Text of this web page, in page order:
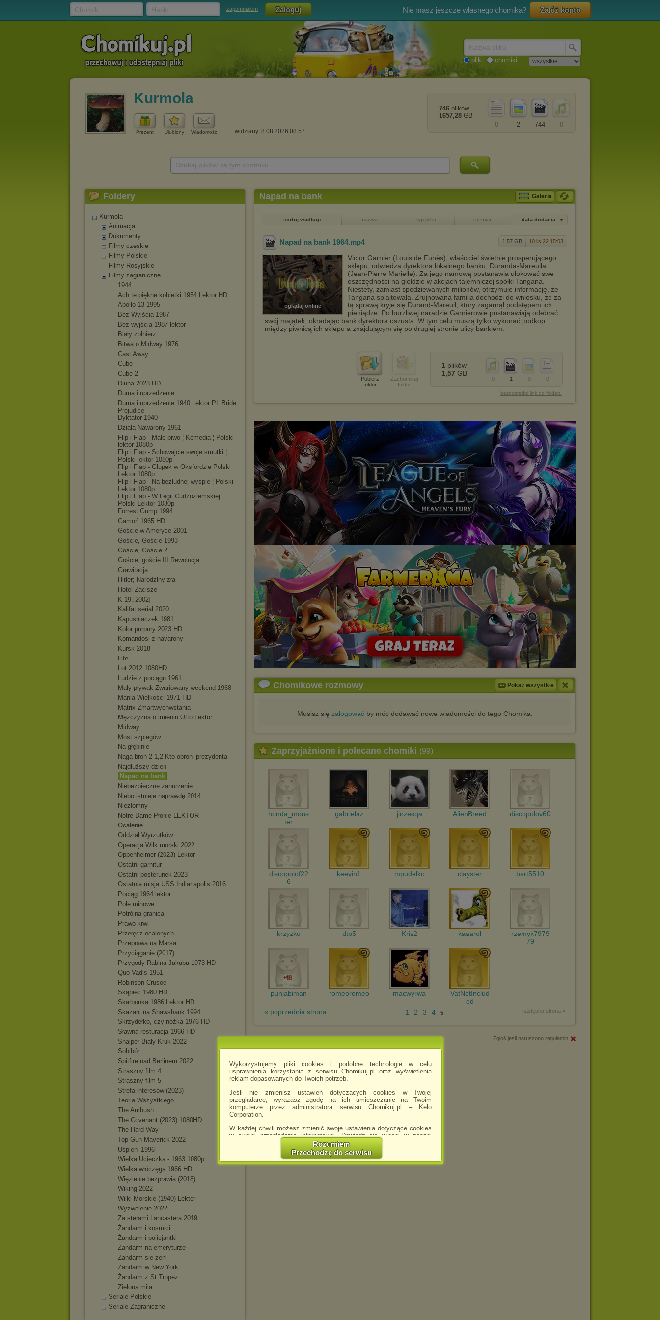
Wykorzystujemy pliki cookies i podobne technologie w celu
usprawnienia korzystania z serwisu Chomikuj.pl oraz wyświetlenia
reklam dopasowanych do Twoich potrzeb.
Jeśli nie zmienisz ustawień dotyczących cookies w Twojej
przeglądarce, wyrażasz zgodę na ich umieszczanie na Twoim
komputerze przez administratora serwisu Chomikuj.pl – Kelo
Corporation.
W każdej chwili możesz zmienić swoje ustawienia dotyczące cookies
w swojej przeglądarce internetowej. Dowiedz się więcej w naszej
http://chomikuj.pl/PolitykaPrywatnosci.aspx
Jednocześnie informujemy że zmiana ustawień przeglądarki może
spowodować ograniczenie korzystania ze strony Chomikuj.pl.
Rozumiem
Przechodzę do serwisu
zapomniałem Nie masz jeszcze własnego chomika? Załóż konto
pliki chomiki
Kurmola
Prezent Ulubiony Wiadomość widziany: 8.08.2026 08:57
0
744
2
0
746 plików
1657,28 GB
Foldery
Kurmola
Animacja
Dokumenty
Filmy czeskie
Filmy Polskie
Filmy Rosyjskie
Filmy zagraniczne
1944
Ach te piękne kobietki 1954 Lektor HD
Apollo 13 1995
Bez Wyjścia 1987
Bez wyjścia 1987 lektor
Biały żołnierz
Bitwa o Midway 1976
Cast Away
Cube
Cube 2
Diuna 2023 HD
Duma i uprzedzenie
Duma i uprzedzenie 1940 Lektor PL Bride
Prejudice
Dyktator 1940
Działa Nawarony 1961
Flip i Flap - Małe piwo ¦ Komedia ¦ Polski
lektor 1080p
Flip i Flap - Schowajcie swoje smutki ¦
Polski lektor 1080p
Flip i Flap - Głupek w Oksfordzie Polski
Lektor 1080p
Flip i Flap - Na bezludnej wyspie ¦ Polski
Lektor 1080p
Flip i Flap - W Legii Cudzoziemskiej
Polski Lektor 1080p
Forrest Gump 1994
Gamoń 1965 HD
Goście w Ameryce 2001
Goście, Goście 1993
Goście, Goście 2
Goście, goście III Rewolucja
Grawitacja
Hitler; Narodziny zła
Hotel Zacisze
K-19.[2002]
Kalifat serial 2020
Kapusniaczek 1981
Kolor purpury 2023 HD
Komandosi z navarony
Kursk 2018
Life
Lot 2012 1080HD
Ludzie z pociągu 1961
Maly plywak Zwariowany weekend 1968
Mania Wielkości 1971 HD
Matrix Zmartwychwstania
Mężczyzna o imieniu Otto Lektor
Midway
Most szpiegów
Na głębinie
Naga broń 2 1,2 Kto obroni prezydenta
Najdłuższy dzień
Napad na bank
Niebezpieczne zanurzenie
Niebo istnieje naprawdę 2014
Niezłomny
Notre-Dame Płonie LEKTOR
Ocalenie
Oddział Wyrzutków
Operacja Wilk morski 2022
Oppenheimer (2023) Lektor
Ostatni garnitur
Ostatni posterunek 2023
Ostatnia misja USS Indianapolis 2016
Pociąg 1964 lektor
Pole minowe
Potrójna granica
Prawo krwi
Przełęcz ocalonych
Przeprawa na Marsa
Przyciąganie (2017)
Przygody Rabina Jakuba 1973 HD
Quo Vadis 1951
Robinson Crusoe
Skąpiec 1980 HD
Skarbonka 1986 Lektor HD
Skazani na Shawshank 1994
Skrzydełko, czy nóżka 1976 HD
Sławna resturacja 1966 HD
Snajper Biały Kruk 2022
Sobibór
Spitfire nad Berlinem 2022
Straszny film 4
Straszny film 5
Strefa interesów (2023)
Teoria Wszystkiego
The Ambush
The Covenant (2023) 1080HD
The Hard Way
Top Gun Maverick 2022
Uśpieni 1996
Wielka Ucieczka - 1963 1080p
Wielka włóczęga 1966 HD
Więzienie bezprawia (2018)
Wiking 2022
Wilki Morskie (1940) Lektor
Wyzwolenie 2022
Za sterami Lancastera 2019
Żandarm i kosmici
Żandarm i policjantki
Żandarm na emeryturze
Żandarm sie zeni
Żandarm w New York
Żandarm z St Tropez
Zielona mila
Seriale Polskie
Seriale Zagraniczne
Napad na bank Galeria
sortuj według: nazwa typ pliku rozmiar data dodania
1,57 GB 10 lis 22 15:03
Napad na bank 1964.mp4
oglądaj online
Victor Garnier (Louis de Funès), właściciel świetnie prosperującego
sklepu, odwiedza dyrektora lokalnego banku, Duranda-Mareuila
(Jean-Pierre Marielle). Za jego namową postanawia ulokować swe
oszczędności na giełdzie w akcjach tajemniczej spółki Tangana.
Niestety, zamiast spodziewanych milionów, otrzymuje informację, że
Tangana splajtowała. Zrujnowana familia dochodzi do wniosku, że za
tą sprawą kryje się Durand-Mareuil, który zagarnął podstępem ich
pieniądze. Po burzliwej naradzie Garnierowie postanawiają odebrać
swój majątek, okradając bank dyrektora oszusta. W tym celu muszą tylko wykonać podkop
między piwnicą ich sklepu a znajdującym się po drugiej stronie ulicy bankiem.
Pobierz
folder
Zachomikuj
folder
0
0
1
0
1 plików
1,57 GB
bezpośredni link do folderu
Chomikowe rozmowy Pokaż wszystkie
Musisz się zalogowaćby móc dodawać nowe wiadomości do tego Chomika.
Zaprzyjaźnione i polecane chomiki (99)
honda_mons
ter
gabrielaz jinzesqa AlienBreed discopolov60
discopolof22
6
keevin1 mpudelko clayster bart5510
krzyzko dtp5 Kris2 kaaarol
rzemyk7979
79
punjabiman romeoromeo macwyrwa
VatNotInclud
ed
« poprzednia strona
następna strona »
1 2 3 4 5
Zgłoś jeśli naruszono regulamin